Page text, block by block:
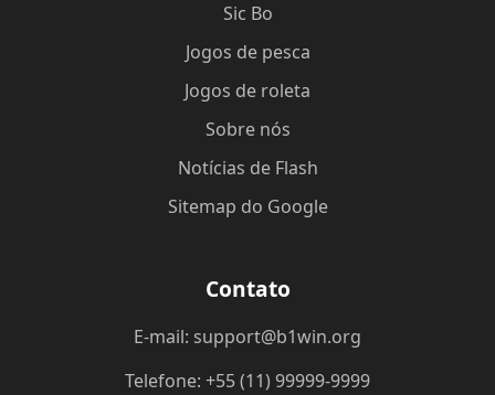
Sic Bo
Jogos de pesca
Jogos de roleta
Sobre nós
Notícias de Flash
Sitemap do Google
Contato
E-mail: support@b1win.org
Telefone: +55 (11) 99999-9999